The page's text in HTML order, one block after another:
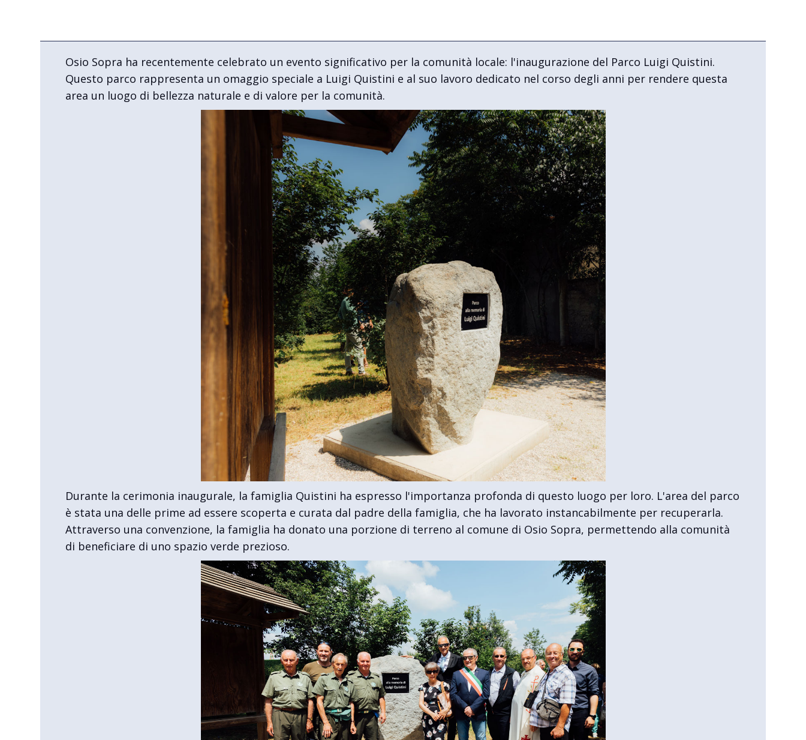
Osio Sopra ha recentemente celebrato un evento significativo per la comunità locale: l'inaugurazione del Parco Luigi Quistini.
Questo parco rappresenta un omaggio speciale a Luigi Quistini e al suo lavoro dedicato nel corso degli anni per rendere questa
area un luogo di bellezza naturale e di valore per la comunità.
Durante la cerimonia inaugurale, la famiglia Quistini ha espresso l'importanza profonda di questo luogo per loro. L'area del parco
è stata una delle prime ad essere scoperta e curata dal padre della famiglia, che ha lavorato instancabilmente per recuperarla.
Attraverso una convenzione, la famiglia ha donato una porzione di terreno al comune di Osio Sopra, permettendo alla comunità
di beneficiare di uno spazio verde prezioso.